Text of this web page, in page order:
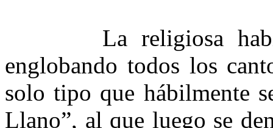
La religiosa había
englobando todos los
solo tipo que hábilmente
Llano”, al que luego se